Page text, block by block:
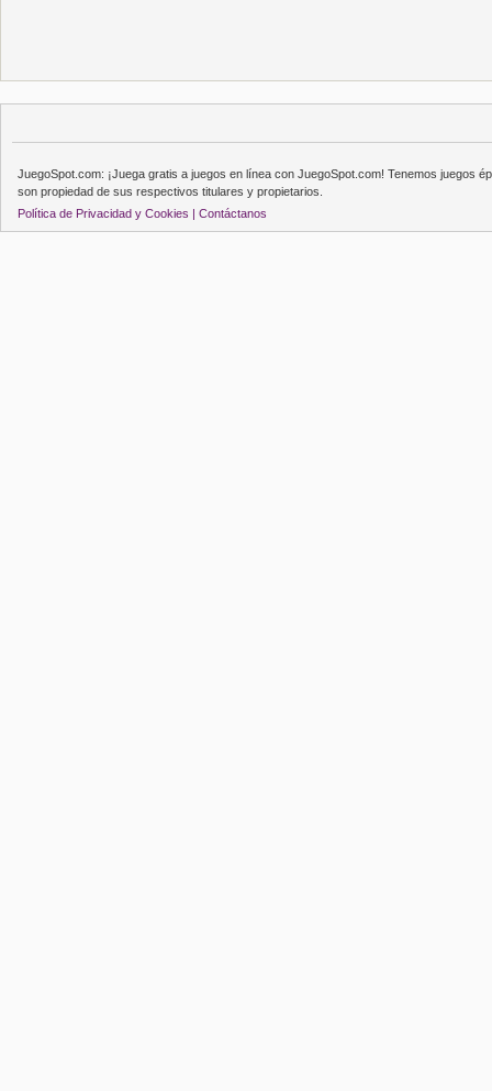
JuegoSpot.com: ¡Juega gratis a juegos en línea con JuegoSpot.com! Tenemos juegos
son propiedad de sus respectivos titulares y propietarios.
Política de Privacidad y Cookies | Contáctanos